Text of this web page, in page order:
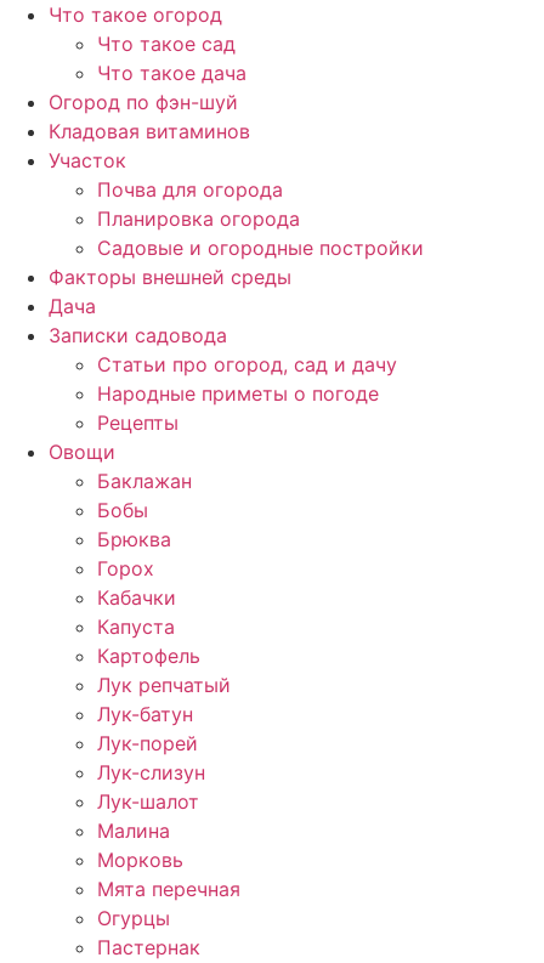
Перейти
содержимому
Что такое огород
Что такое сад
Что такое дача
Огород по фэн-шуй
Кладовая витаминов
Участок
Почва для огорода
Планировка огорода
Садовые и огородные постройки
Факторы внешней среды
Дача
Записки садовода
Статьи про огород, сад и дачу
Народные приметы о погоде
Рецепты
Овощи
Баклажан
Бобы
Брюква
Горох
Кабачки
Капуста
Картофель
Лук репчатый
Лук-батун
Лук-порей
Лук-слизун
Лук-шалот
Малина
Морковь
Мята перечная
Огурцы
Пастернак